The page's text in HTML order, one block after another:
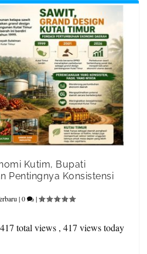
Kutim, Bupati
Pentingnya Konsistensi
|0 |
417 total views , 417 views today